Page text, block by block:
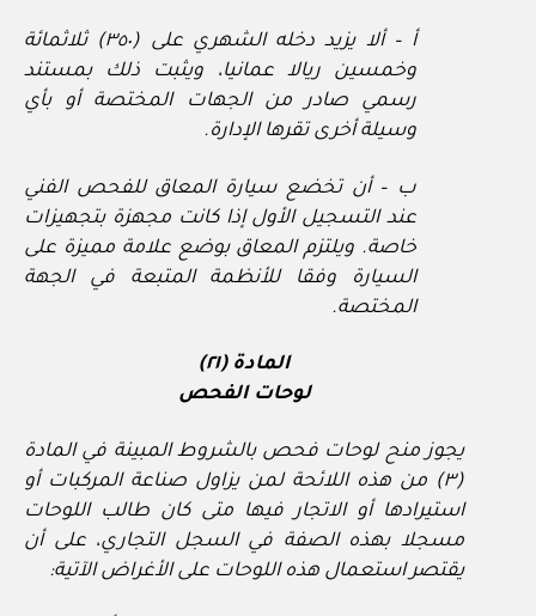
أ – ألا يزيد دخله الشهري على (٣٥٠) ثلاثمائة
وخمسين ريالا عمانيا، ويثبت ذلك بمستند
رسمي صادر من الجهات المختصة أو بأي
وسيلة أخرى تقرها الإدارة.
ب – أن تخضع سيارة المعاق للفحص الفني
عند التسجيل الأول إذا كانت مجهزة بتجهيزات
خاصة. ويلتزم المعاق بوضع علامة مميزة على
السيارة وفقا للأنظمة المتبعة في الجهة
المختصة.
المادة (٢١)
لوحات الفحص
يجوز منح لوحات فحص بالشروط المبينة في المادة
(٣) من هذه اللائحة لمن يزاول صناعة المركبات أو
استيرادها أو الاتجار فيها متى كان طالب اللوحات
مسجلا بهذه الصفة في السجل التجاري، على أن
يقتصر استعمال هذه اللوحات على الأغراض الآتية: